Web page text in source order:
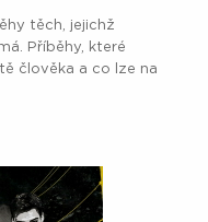
těch, jejichž
Příběhy, které
člověka a co lze na